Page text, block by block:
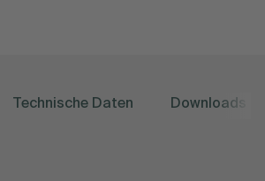
Technische Daten Downloads